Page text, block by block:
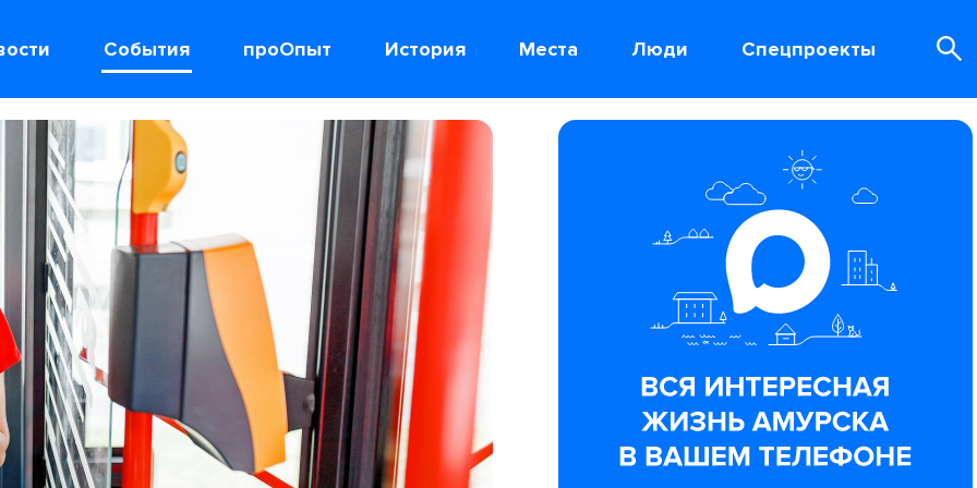
События проОпыт История Места Люди Спецпроекты